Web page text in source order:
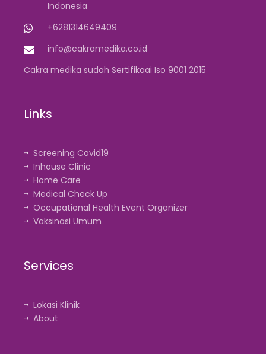
Indonesia
+6281314649409
info@cakramedika.co.id
Cakra medika sudah Sertifikaai Iso 9001 2015
Links
Screening Covid19
Inhouse Clinic
Home Care
Medical Check Up
Occupational Health Event Organizer
Vaksinasi Umum
Services
Lokasi Klinik
About